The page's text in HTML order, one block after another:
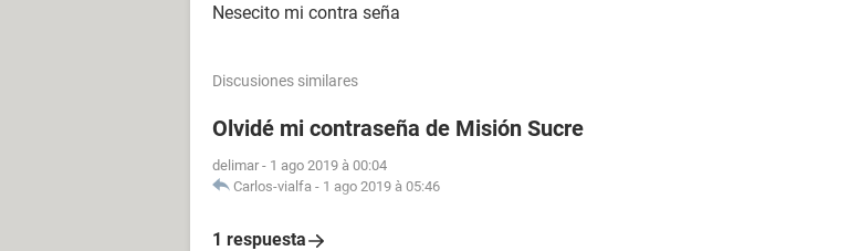
Nesecito mi contra seña
Discusiones similares
Olvidé mi contraseña de Misión Sucre
delimar - 1 ago 2019 à 00:04
Carlos-vialfa - 1 ago 2019 à 05:46
1 respuesta